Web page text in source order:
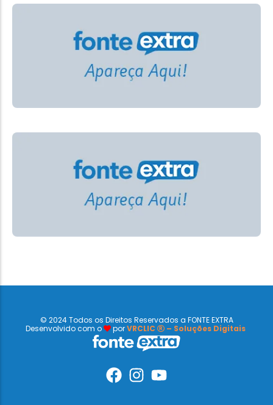
© 2024 Todos os Direitos Reservados a FONTE EXTRA
Desenvolvido com o
porVRCLIC – Soluções Digitais